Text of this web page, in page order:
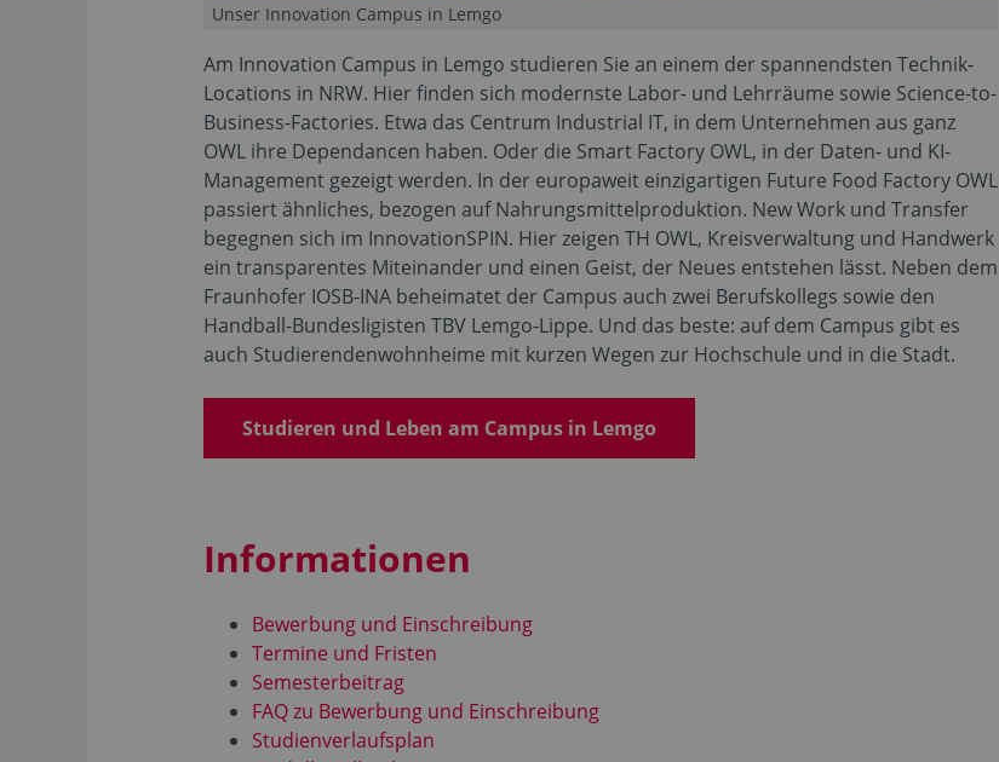
Unser Innovation Campus in Lemgo
Am Innovation Campus in Lemgo studieren Sie an einem der spannendsten Technik-
Locations in NRW. Hier finden sich modernste Labor- und Lehrräume sowie Science-to-
Business-Factories. Etwa das Centrum Industrial IT, in dem Unternehmen aus ganz
OWL ihre Dependancen haben. Oder die Smart Factory OWL, in der Daten- und KI-
Management gezeigt werden. In der europaweit einzigartigen Future Food Factory OWL
passiert ähnliches, bezogen auf Nahrungsmittelproduktion. New Work und Transfer
begegnen sich im InnovationSPIN. Hier zeigen TH OWL, Kreisverwaltung und Handwerk
ein transparentes Miteinander und einen Geist, der Neues entstehen lässt. Neben dem
Fraunhofer IOSB-INA beheimatet der Campus auch zwei Berufskollegs sowie den
Handball-Bundesligisten TBV Lemgo-Lippe. Und das beste: auf dem Campus gibt es
auch Studierendenwohnheime mit kurzen Wegen zur Hochschule und in die Stadt.
Studieren und Leben am Campus in Lemgo
Informationen
Bewerbung und Einschreibung
Termine und Fristen
Semesterbeitrag
FAQ zu Bewerbung und Einschreibung
Studienverlaufsplan